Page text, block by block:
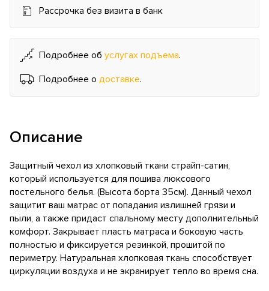
Рассрочка без визита в банк
Подробнее об услугах подъема.
Подробнее о доставке.
Описание
Защитный чехол из хлопковый ткани страйп-сатин,
который используется для пошива люксового
постельного белья. (Высота борта 35см). Данный чехол
защитит ваш матрас от попадания излишней грязи и
пыли, а также придаст спальному месту дополнительный
комфорт. Закрывает пласть матраса и боковую часть
полностью и фиксируется резинкой, прошитой по
периметру. Натуральная хлопковая ткань способствует
циркуляции воздуха и не экранирует тепло во время сна.